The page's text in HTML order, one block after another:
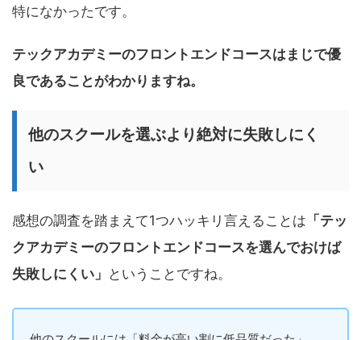
特になかったです。
テックアカデミーのフロントエンドコースはまじで優
良であることがわかりますね。
他のスクールを選ぶより絶対に失敗しにく
い
感想の調査を踏まえて1つハッキリ言えることは 「テッ
クアカデミーのフロントエンドコースを選んでおけば
失敗しにくい」 ということですね。